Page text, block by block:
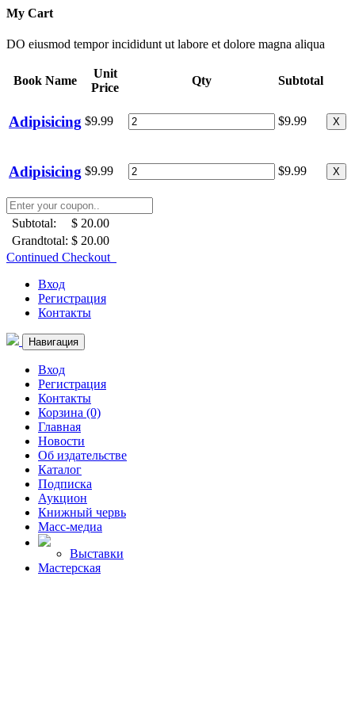
My Cart
DO eiusmod tempor incididunt ut labore et dolore magna aliqua
Book Name
Unit
Price
Qty Subtotal
Adipisicing $9.99 $9.99 X
Adipisicing $9.99 $9.99 X
Subtotal:
$ 20.00
Grandtotal: $ 20.00
Continued Checkout
Вход
Регистрация
Контакты
Навигация
Вход
Регистрация
Контакты
Корзина (0)
Главная
Новости
Об издательстве
Каталог
Подписка
Аукцион
Книжный червь
Масс-медиа
Выставки
Мастерская